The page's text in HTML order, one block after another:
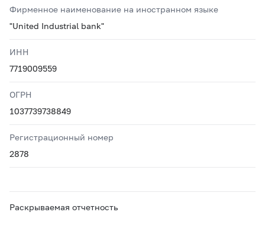
Фирменное наименование на иностранном языке
"United Industrial bank"
ИНН
7719009559
ОГРН
1037739738849
Регистрационный номер
2878
Раскрываемая отчетность